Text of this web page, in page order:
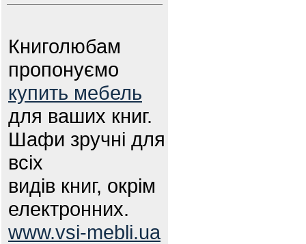
Книголюбам
пропонуємо
купить мебель
для ваших книг.
Шафи зручні для
всіх
видів книг, окрім
електронних.
www.vsi-mebli.ua